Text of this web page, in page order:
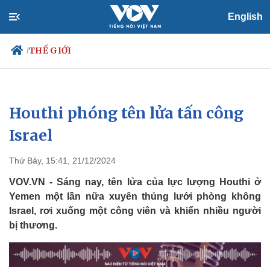
English
/THẾ GIỚI
Chính trị
Đảng
Tổ chức nhân sự
Nhận diện sự thật
Xã hội
Việc làm
Biển đảo
Houthi phóng tên lửa tấn công
Israel
Thứ Bảy, 15:41, 21/12/2024
VOV.VN - Sáng nay, tên lửa của lực lượng Houthi ở
Yemen một lần nữa xuyên thủng lưới phòng không
Israel, rơi xuống một công viên và khiến nhiều người
bị thương.